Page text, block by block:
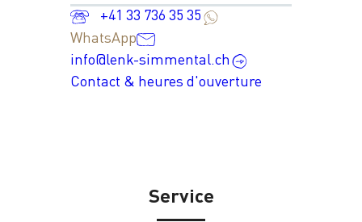
+41 33 736 35 35
WhatsApp
info@lenk-simmental.ch
Contact & heures d'ouverture
Service